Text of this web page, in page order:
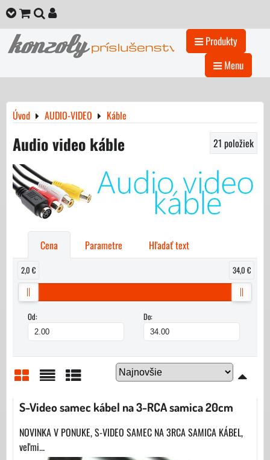
Produkty
Menu
Úvod AUDIO-VIDEO Káble
Audio video káble 21 položiek
Cena Parametre Hľadať text
Od: Do:
2,0 € 34,0 €
MriežkaZoznam Tabuľka
S-Video samec kábel na 3-RCA samica 20cm
NOVINKA V PONUKE, S-VIDEO SAMEC NA 3RCA SAMICA KÁBEL,
veľmi...